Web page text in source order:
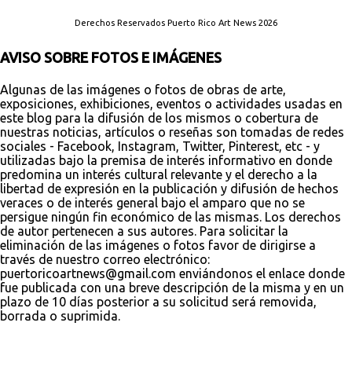
Derechos Reservados Puerto Rico Art News 2026
AVISO SOBRE FOTOS E IMÁGENES
Algunas de las imágenes o fotos de obras de arte,
exposiciones, exhibiciones, eventos o actividades usadas en
este blog para la difusión de los mismos o cobertura de
nuestras noticias, artículos o reseñas son tomadas de redes
sociales - Facebook, Instagram, Twitter, Pinterest, etc - y
utilizadas bajo la premisa de interés informativo en donde
predomina un interés cultural relevante y el derecho a la
libertad de expresión en la publicación y difusión de hechos
veraces o de interés general bajo el amparo que no se
persigue ningún fin económico de las mismas. Los derechos
de autor pertenecen a sus autores. Para solicitar la
eliminación de las imágenes o fotos favor de dirigirse a
través de nuestro correo electrónico:
puertoricoartnews@gmail.com enviándonos el enlace donde
fue publicada con una breve descripción de la misma y en un
plazo de 10 días posterior a su solicitud será removida,
borrada o suprimida.